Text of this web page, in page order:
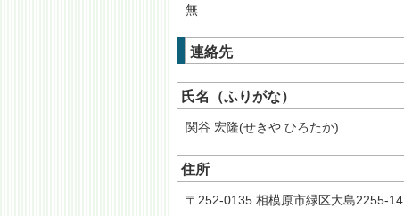
無
連絡先
氏名（ふりがな）
関谷 宏隆(せきや ひろたか)
住所
〒252-0135 相模原市緑区大島2255-14